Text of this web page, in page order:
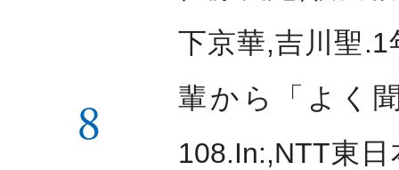
8
下京華,吉川聖
輩から「よく
108.In:,NTT東